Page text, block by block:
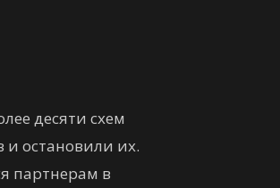
десяти схем
и остановили их.
партнерам в